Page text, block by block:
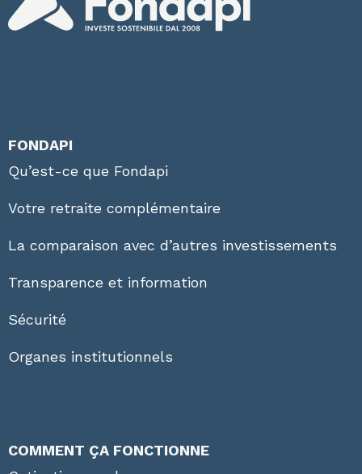
FONDAPI
Qu’est-ce que Fondapi
Votre retraite complémentaire
La comparaison avec d’autres investissements
Transparence et information
Sécurité
Organes institutionnels
COMMENT ÇA FONCTIONNE